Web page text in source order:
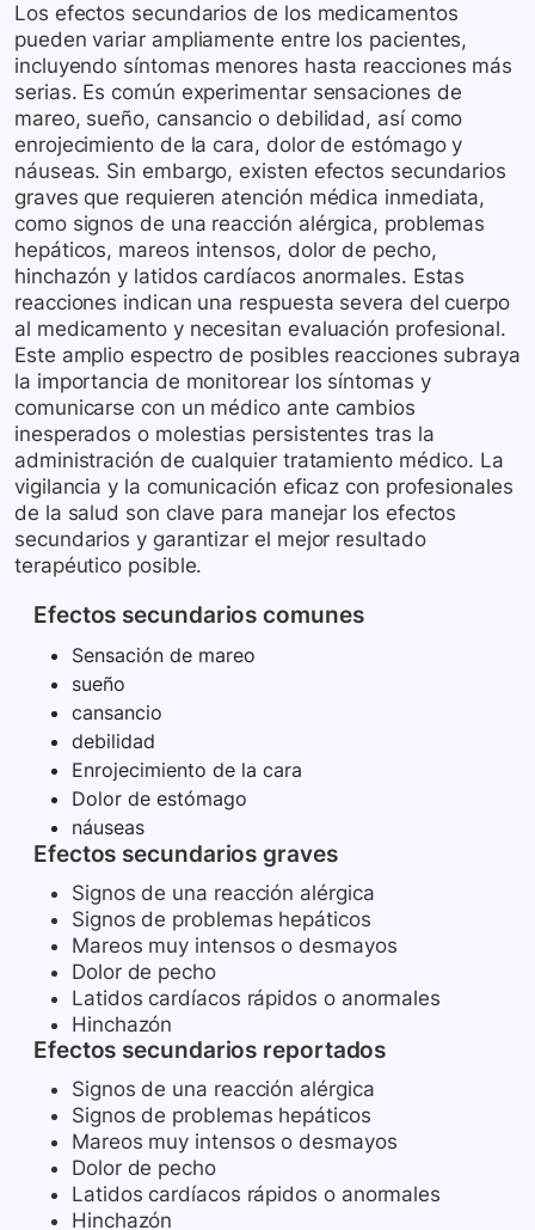
Los efectos secundarios de los medicamentos
pueden variar ampliamente entre los pacientes,
incluyendo síntomas menores hasta reacciones más
serias. Es común experimentar sensaciones de
mareo, sueño, cansancio o debilidad, así como
enrojecimiento de la cara, dolor de estómago y
náuseas. Sin embargo, existen efectos secundarios
graves que requieren atención médica inmediata,
como signos de una reacción alérgica, problemas
hepáticos, mareos intensos, dolor de pecho,
hinchazón y latidos cardíacos anormales. Estas
reacciones indican una respuesta severa del cuerpo
al medicamento y necesitan evaluación profesional.
Este amplio espectro de posibles reacciones subraya
la importancia de monitorear los síntomas y
comunicarse con un médico ante cambios
inesperados o molestias persistentes tras la
administración de cualquier tratamiento médico. La
vigilancia y la comunicación eficaz con profesionales
de la salud son clave para manejar los efectos
secundarios y garantizar el mejor resultado
terapéutico posible.
Efectos secundarios comunes
Sensación de mareo
sueño
cansancio
debilidad
Enrojecimiento de la cara
Dolor de estómago
náuseas
Efectos secundarios graves
Signos de una reacción alérgica
Signos de problemas hepáticos
Mareos muy intensos o desmayos
Dolor de pecho
Latidos cardíacos rápidos o anormales
Hinchazón
Efectos secundarios reportados
Signos de una reacción alérgica
Signos de problemas hepáticos
Mareos muy intensos o desmayos
Dolor de pecho
Latidos cardíacos rápidos o anormales
Hinchazón